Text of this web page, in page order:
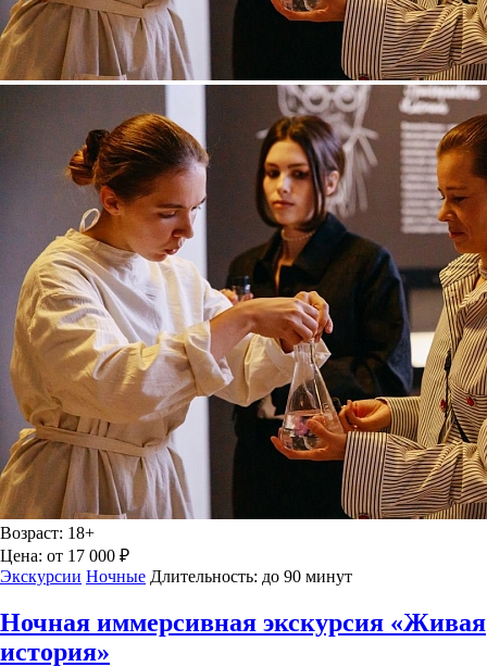
Возраст: 18+
Цена: от 17 000 ₽
Экскурсии Ночные Длительность: до 90 минут
Ночная иммерсивная экскурсия «Живая
история»